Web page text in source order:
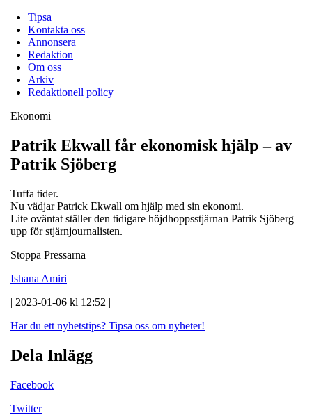
Tipsa
Kontakta oss
Annonsera
Redaktion
Om oss
Arkiv
Redaktionell policy
Ekonomi
Patrik Ekwall får ekonomisk hjälp – av
Patrik Sjöberg
Tuffa tider.
Nu vädjar Patrick Ekwall om hjälp med sin ekonomi.
Lite oväntat ställer den tidigare höjdhoppsstjärnan Patrik Sjöberg
upp för stjärnjournalisten.
Stoppa Pressarna
Ishana Amiri
| 2023-01-06 kl 12:52 |
Har du ett nyhetstips? Tipsa oss om nyheter!
Dela Inlägg
Facebook
Twitter